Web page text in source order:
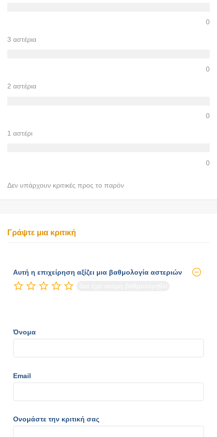
0
3 αστέρια
0
2 αστέρια
0
1 αστέρι
0
Δεν υπάρχουν κριτικές προς το παρόν
Γράψτε μια κριτική
Αυτή η επιχείρηση αξίζει μια βαθμολογία αστεριών
Όνομα
Email
Ονομάστε την κριτική σας